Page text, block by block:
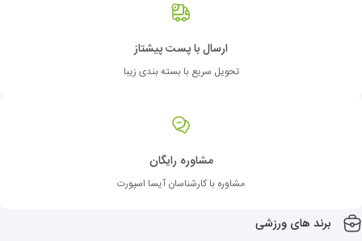
ارسال با پست پیشتاز
تحویل سریع با بسته بندی زیبا
مشاوره رایگان
مشاوره با کارشناسان آیسا اسپورت
برند های ورزشی